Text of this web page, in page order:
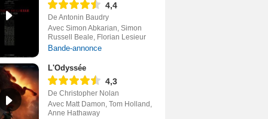
4,4
De Antonin Baudry
Avec Simon Abkarian, Simon
Russell Beale, Florian Lesieur
Bande-annonce
L'Odyssée
4,3
De Christopher Nolan
Avec Matt Damon, Tom Holland,
Anne Hathaway